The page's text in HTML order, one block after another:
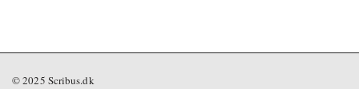
© 2025 Scribus.dk